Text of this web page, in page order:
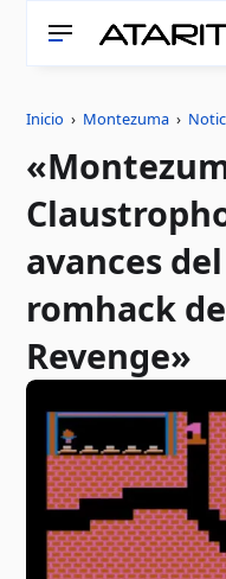
Inicio › Montezuma ›
avances
romhack
Revenge»